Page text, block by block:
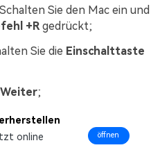
Sie den Mac ein und
+Rgedrückt;
Sie die Einschalttaste
;
Dienstprogramme
Backup
online
öffnen